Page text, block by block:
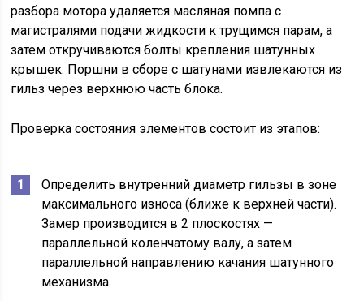
разбора мотора удаляется масляная помпа с
магистралями подачи жидкости к трущимся парам, а
затем откручиваются болты крепления шатунных
крышек. Поршни в сборе с шатунами извлекаются из
гильз через верхнюю часть блока.
Проверка состояния элементов состоит из этапов:
Определить внутренний диаметр гильзы в зоне
максимального износа (ближе к верхней части).
Замер производится в 2 плоскостях —
параллельной коленчатому валу, а затем
параллельной направлению качания шатунного
механизма.